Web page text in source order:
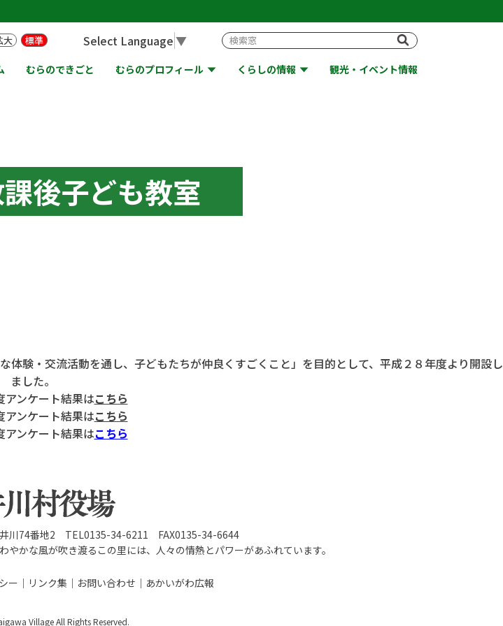
むらのできごと むらのプロフィール くらしの情報 観光・イベント情報
大 標準 Select Language▼
後子ども教室
験・交流活動を通し、子どもたちが仲良くすごくこと」を目的として、平成２８年度より開設し
ました。
ンケート結果はこちら
ンケート結果はこちら
ンケート結果はこちら
井川74番地2 TEL0135-34-6211 FAX0135-34-6644
かな風が吹き渡るこの里には、人々の情熱とパワーがあふれています。
ー リンク集 お問い合わせ あかいがわ広報
Village All Rights Reserved.